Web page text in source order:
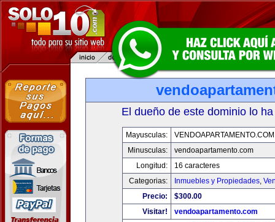
El dueño de este dominio lo
Mayusculas:
VENDOAPARTAMENTO.COM
Minusculas:
vendoapartamento.com
Longitud:
16 caracteres
Categorias:
Inmuebles y Propiedades,
Precio:
$300.00
Visitar!
vendoapartamento.com